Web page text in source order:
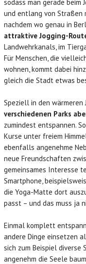
sodass man gerade beim
und entlang von Straßen
nachdem wo genau in
attraktive Jogging-
Landwehrkanals, im
Für Menschen, die
wohnen, kommt dabei
gleich die Stadt etwas
Speziell in den wärmeren
verschiedenen Parks
zumindest entspannen.
Kurse unter freiem
ebenfalls angenehme
neue Freundschaften
gemeinsames Interesse
Smartphone,
die Yoga-Matte dort
passt – und das muss ja
Einmal komplett
andere Dinge einsetzen
sich zum Beispiel diverse
angenehm die Seele